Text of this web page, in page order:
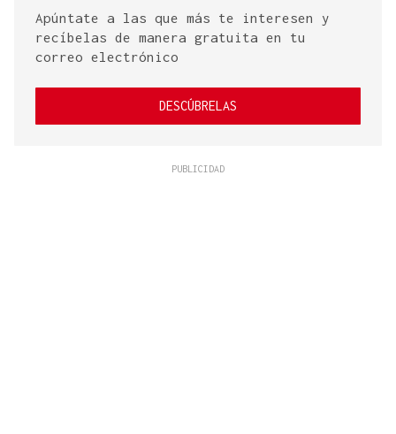
Apúntate a las que más te interesen y
recíbelas de manera gratuita en tu
correo electrónico
DESCÚBRELAS